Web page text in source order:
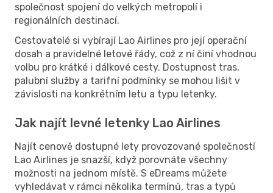
společnost spojení do velkých metropolí i
regionálních destinací.
Cestovatelé si vybírají Lao Airlines pro její operační
dosah a pravidelné letové řády, což z ní činí vhodnou
volbu pro krátké i dálkové cesty. Dostupnost tras,
palubní služby a tarifní podmínky se mohou lišit v
závislosti na konkrétním letu a typu letenky.
Jak najít levné letenky Lao Airlines
Najít cenově dostupné lety provozované společností
Lao Airlines je snazší, když porovnáte všechny
možnosti na jednom místě. S eDreams můžete
vyhledávat v rámci několika termínů, tras a typů